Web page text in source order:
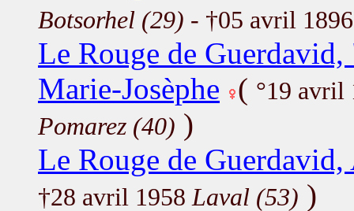
Botsorhel (29) - †05 avril
Le Rouge de
Marie-Josèphe ( °19 avril
Pomarez (40) )
Le Rouge de Guerdavid,
†28 avril 1958 Laval (53) )